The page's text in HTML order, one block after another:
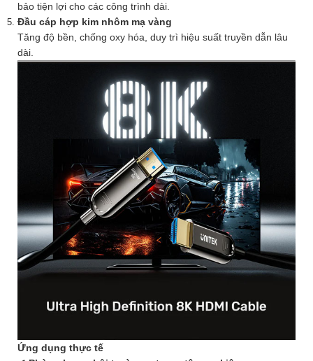
bảo tiện lợi cho các công trình dài.
Đầu cáp hợp kim nhôm mạ vàng
Tăng độ bền, chống oxy hóa, duy trì hiệu suất truyền dẫn lâu
dài.
Ứng dụng thực tế